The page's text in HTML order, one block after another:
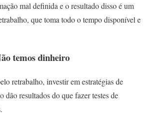
mal definida e o resultado disso é um
que toma todo o tempo disponível e
temos dinheiro
retrabalho, investir em estratégias de
dão resultados do que fazer testes de